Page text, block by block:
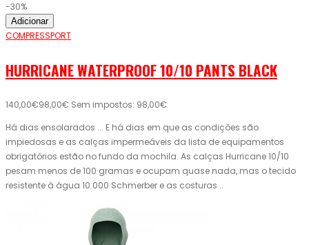
-30%
Adicionar
COMPRESSPORT
HURRICANE WATERPROOF 10/10 PANTS BLACK
140,00€98,00€ Sem impostos: 98,00€
Há dias ensolarados ... E há dias em que as condições são
impiedosas e as calças impermeáveis ​​da lista de equipamentos
obrigatórios estão no fundo da mochila. As calças Hurricane 10/10
pesam menos de 100 gramas e ocupam quase nada, mas o tecido
resistente à água 10.000 Schmerber e as costuras ..